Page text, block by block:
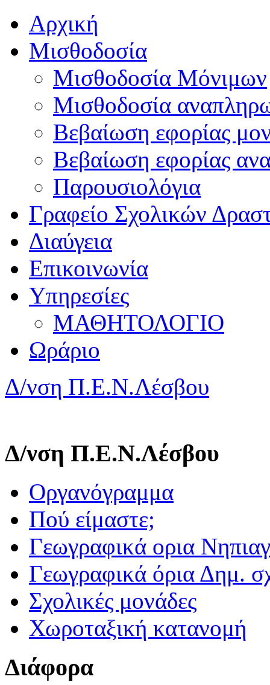
Αρχική
Μισθοδοσία
Μισθοδοσία Μόνιμων
Μισθοδοσία
Βεβαίωση εφορίας
Βεβαίωση εφορίας
Παρουσιολόγια
Γραφείο Σχολικών
Διαύγεια
Επικοινωνία
Υπηρεσίες
ΜΑΘΗΤΟΛΟΓΙΟ
Ωράριο
Δ/νση Π.Ε.Ν.Λέσβου
Δ/νση Π.Ε.Ν.Λέσβου
Οργανόγραμμα
Πού είμαστε;
Γεωγραφικά ορια
Γεωγραφικά όρια Δημ.
Σχολικές μονάδες
Χωροταξική κατανομή
Διάφορα